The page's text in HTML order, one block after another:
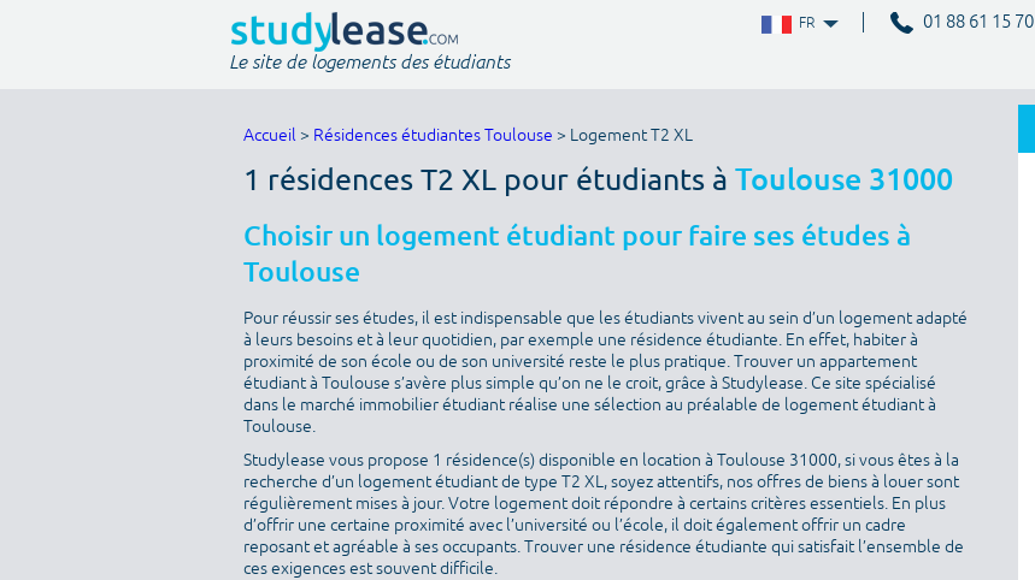
FR 01 88 61 15 70
Le site de logements des étudiants
Accueil > Résidences étudiantes Toulouse > Logement T2 XL
1 résidences T2 XL pour étudiants à Toulouse 31000
Choisir un logement étudiant pour faire ses études à
Toulouse
Pour réussir ses études, il est indispensable que les étudiants vivent au sein d’un logement adapté
à leurs besoins et à leur quotidien, par exemple une résidence étudiante. En effet, habiter à
proximité de son école ou de son université reste le plus pratique. Trouver un appartement
étudiant à Toulouse s’avère plus simple qu’on ne le croit, grâce à Studylease. Ce site spécialisé
dans le marché immobilier étudiant réalise une sélection au préalable de logement étudiant à
Toulouse.
Studylease vous propose 1 résidence(s) disponible en location à Toulouse 31000, si vous êtes à la
recherche d’un logement étudiant de type T2 XL, soyez attentifs, nos offres de biens à louer sont
régulièrement mises à jour. Votre logement doit répondre à certains critères essentiels. En plus
d’offrir une certaine proximité avec l’université ou l’école, il doit également offrir un cadre
reposant et agréable à ses occupants. Trouver une résidence étudiante qui satisfait l’ensemble de
ces exigences est souvent difficile.